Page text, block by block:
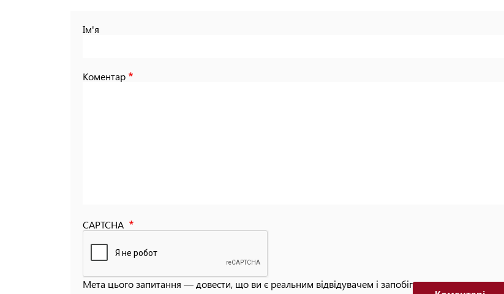
Ім'я
Коментар
CAPTCHA
Мета цього запитання — довести, що ви є реальним відвідувачем і запобігти автоматизованим